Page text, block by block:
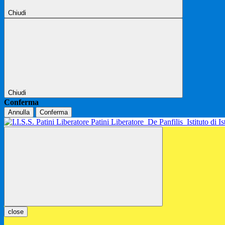
Chiudi
Chiudi
Conferma
Annulla Conferma
Patini Liberatore De Panfilis Istituto di
close